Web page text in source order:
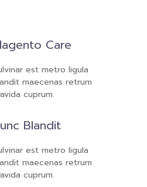
Care
est metro ligula
maecenas retrum
cuprum.
Blandit
est metro ligula
maecenas retrum
cuprum.